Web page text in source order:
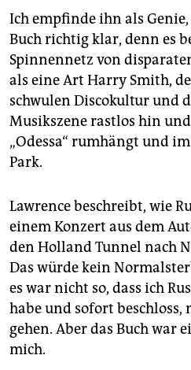
Ich empfinde ihn als
Buch richtig klar, denn es
Spinnennetz von
als eine Art Harry Smith,
schwulen Discokultur und
Musikszene rastlos hin
„Odessa“ rumhängt und
Park.
Lawrence beschreibt, wie
einem Konzert aus dem
den Holland Tunnel nach
Das würde kein
es war nicht so, dass ich
habe und sofort beschloss,
gehen. Aber das Buch war
mich.